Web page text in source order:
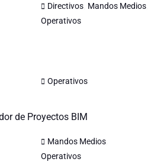
Directivos Mandos Medios
Operativos
Operativos
de Proyectos BIM
Mandos Medios
Operativos